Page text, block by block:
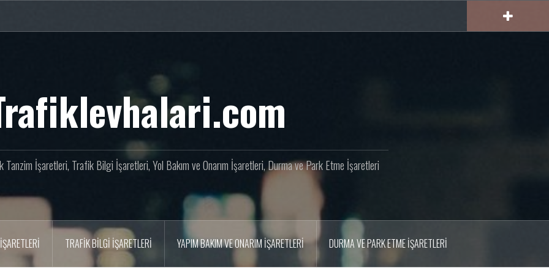
Tanzim İşaretleri, Trafik Bilgi İşaretleri, Yol Bakım ve Onarım İşaretleri, Durma ve Park Etme İşaretleri
TRAFIK BILGI İŞARETLERI YAPIM BAKIM VE ONARIM İŞARETLERI DURMA VE PARK ETME İŞARETLERI